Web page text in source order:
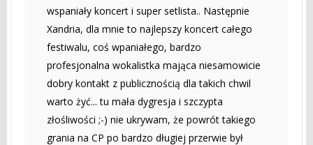
wspaniały koncert i super setlista.. Następnie
Xandria, dla mnie to najlepszy koncert całego
festiwalu, coś wpaniałego, bardzo
profesjonalna wokalistka mająca niesamowicie
dobry kontakt z publicznością dla takich chwil
warto żyć... tu mała dygresja i szczypta
złośliwości ;-) nie ukrywam, że powrót takiego
grania na CP po bardzo długiej przerwie był